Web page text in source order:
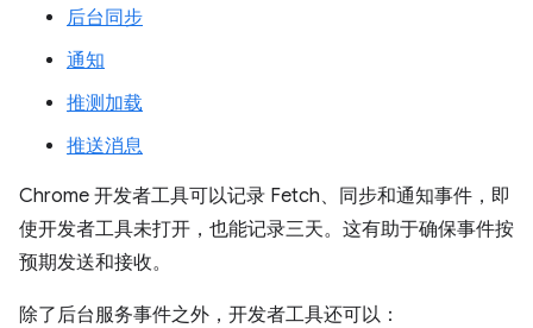
后台同步
通知
推测加载
推送消息
Chrome 开发者工具可以记录 Fetch、同步和通知事件，即
使开发者工具未打开，也能记录三天。这有助于确保事件按
预期发送和接收。
除了后台服务事件之外，开发者工具还可以：